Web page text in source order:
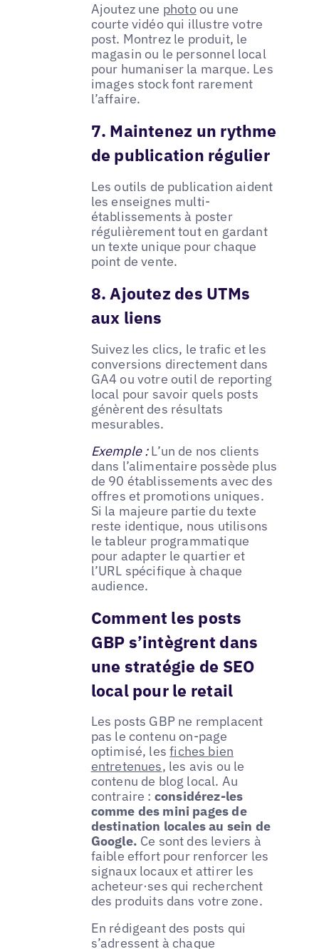
Ajoutez une photoou une
courte vidéo qui illustre votre
post. Montrez le produit, le
magasin ou le personnel local
pour humaniser la marque. Les
images stock font rarement
l’affaire.
7. Maintenez un rythme
de publication régulier
Les outils de publication aident
les enseignes multi-
établissements à poster
régulièrement tout en gardant
un texte unique pour chaque
point de vente.
8. Ajoutez des UTMs
aux liens
Suivez les clics, le trafic et les
conversions directement dans
GA4 ou votre outil de reporting
local pour savoir quels posts
génèrent des résultats
mesurables.
Exemple :L’un de nos clients
dans l’alimentaire possède plus
de 90 établissements avec des
offres et promotions uniques.
Si la majeure partie du texte
reste identique, nous utilisons
le tableur programmatique
pour adapter le quartier et
l’URL spécifique à chaque
audience.
Comment les posts
GBP s’intègrent dans
une stratégie de SEO
local pour le retail
Les posts GBP ne remplacent
pas le contenu on-page
optimisé, lesfiches bien
entretenues, les avis ou le
contenu de blog local. Au
contraire : considérez-les
comme des mini pages de
destination locales au sein de
Google. Ce sont des leviers à
faible effort pour renforcer les
signaux locaux et attirer les
acheteur·ses qui recherchent
des produits dans votre zone.
En rédigeant des posts qui
s’adressent à chaque